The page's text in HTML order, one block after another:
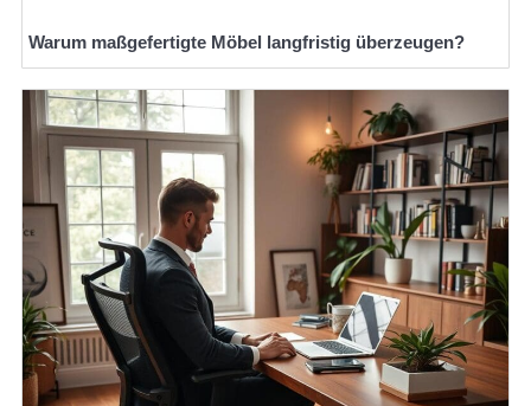
Warum maßgefertigte Möbel langfristig überzeugen?